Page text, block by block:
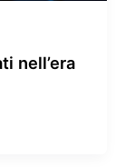
nell’era